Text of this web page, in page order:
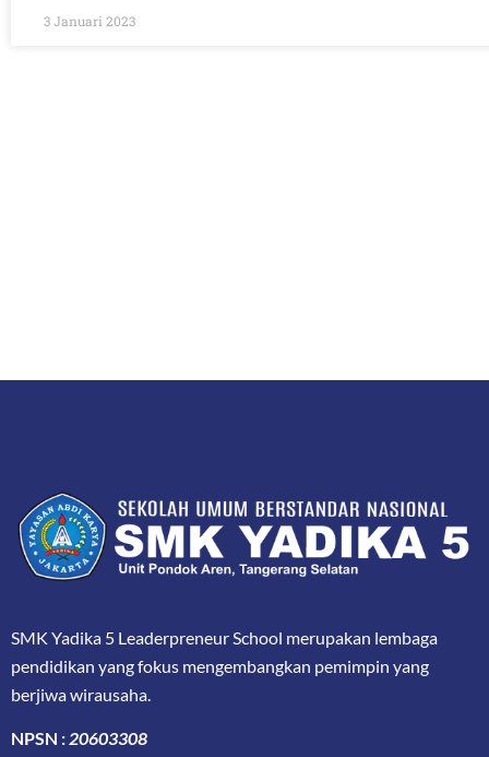
3 Januari 2023
SMK Yadika 5 Leaderpreneur School merupakan lembaga
pendidikan yang fokus mengembangkan pemimpin yang
berjiwa wirausaha.
NPSN :20603308